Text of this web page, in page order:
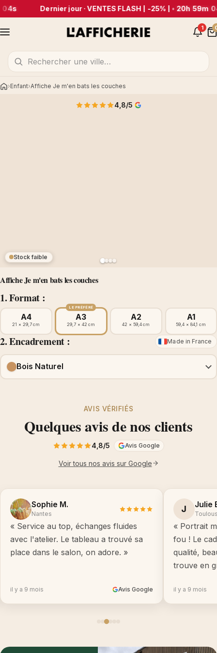
Dernier jour · VENTES FLASH | -25% | •20h 59m
1
AccueilEnfant Affiche Je m'en bats les couches
Affiche Je m'en bats les couches
1. Format :
Stock faible
4,8/5
A4
21 × 29,7 cm
LE PRÉFÉRÉ
A3
29,7 × 42 cm
A2
42 × 59,4 cm
A1
59,4 × 84,1 cm
2. Encadrement : Made in France
Bois Naturel
AVIS VÉRIFIÉS
Quelques avis de nos clients
4,8/5 Avis Google
Voir tous nos avis sur Google
Sophie M.
Nantes
« Service au top, échanges fluides
avec l'atelier. Le tableau a trouvé sa
place dans le salon, on adore. »
il y a 9 mois Avis Google
J Julie
« Portrait
fou ! Le
qualité,
trouve en
il y a 9 mois